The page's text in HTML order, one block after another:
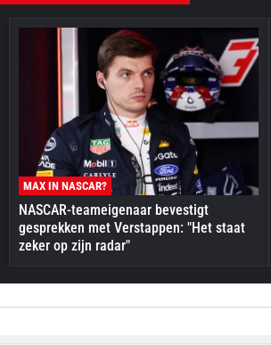
MAX IN NASCAR?
NASCAR-teameigenaar bevestigt
gesprekken met Verstappen: "Het staat
zeker op zijn radar"